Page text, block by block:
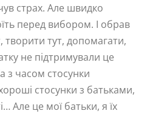
страх. Але швидко
перед вибором. І обрав
тут, допомагати,
не підтримували це
з часом стосунки
стосунки з батьками,
Але це мої батьки, я їх